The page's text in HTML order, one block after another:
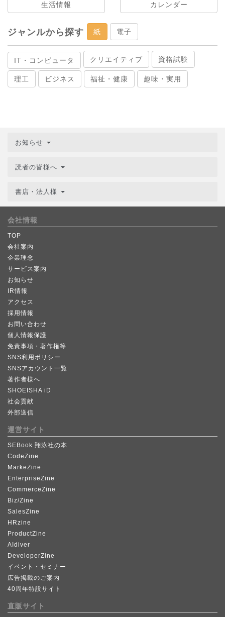
生活情報 カレンダー
ジャンルから探す 紙 電子
IT・コンピュータ クリエイティブ 資格試験
理工 ビジネス 福祉・健康 趣味・実用
お知らせ
読者の皆様へ
書店・法人様
会社情報
TOP
会社案内
企業理念
サービス案内
お知らせ
IR情報
アクセス
採用情報
お問い合わせ
個人情報保護
免責事項・著作権等
SNS利用ポリシー
SNSアカウント一覧
著作者様へ
SHOEISHA iD
社会貢献
外部送信
運営サイト
SEBook 翔泳社の本
CodeZine
MarkeZine
EnterpriseZine
CommerceZine
Biz/Zine
SalesZine
HRzine
ProductZine
AIdiver
DeveloperZine
イベント・セミナー
広告掲載のご案内
40周年特設サイト
直販サイト